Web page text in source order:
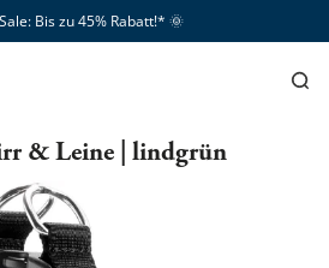
Bis zu 45% Rabatt!*​ 🌞
& Leine | lindgrün